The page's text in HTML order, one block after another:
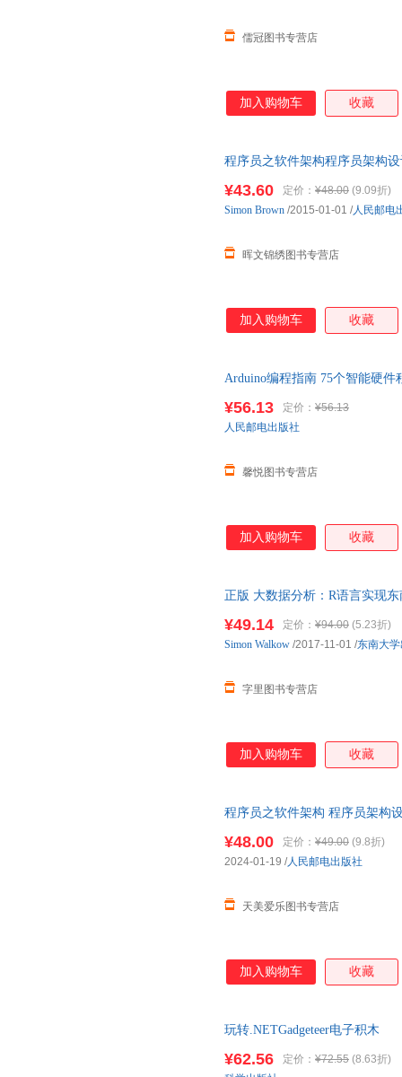
儒冠图书专营店
加入购物车 收藏
程序员之软件架构程序员架构
¥43.60 定价： ¥48.00 (9.09折)
晖文锦绣图书专营店
Simon Brown /2015-01-01 /人民邮电
加入购物车 收藏
Arduino编程指南 75个智能硬
¥56.13 定价： ¥56.13
馨悦图书专营店
人民邮电出版社
加入购物车 收藏
正版 大数据分析：R语言实现东
¥49.14 定价： ¥94.00 (5.23折)
字里图书专营店
Simon Walkow /2017-11-01 /东南大
加入购物车 收藏
程序员之软件架构 程序员架构
¥48.00 定价： ¥49.00 (9.8折)
天美爱乐图书专营店
2024-01-19 /人民邮电出版社
加入购物车 收藏
玩转.NETGadgeteer电子积木
¥62.56 定价： ¥72.55 (8.63折)